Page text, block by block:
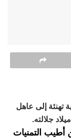
تهنئة إلى عاهل
جلالته.
أطيب التمنيات